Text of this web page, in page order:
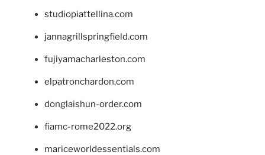
studiopiattellina.com
jannagrillspringfield.com
fujiyamacharleston.com
elpatronchardon.com
donglaishun-order.com
fiamc-rome2022.org
mariceworldessentials.com